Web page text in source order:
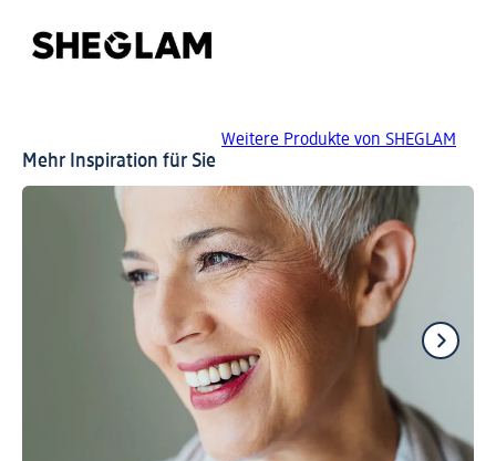
Weitere Produkte von SHEGLAM
Mehr Inspiration für Sie